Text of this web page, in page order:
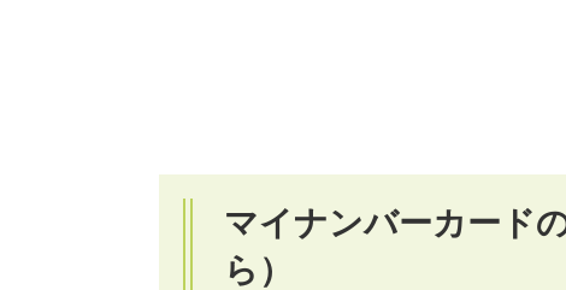
マイナンバーカード
ら）